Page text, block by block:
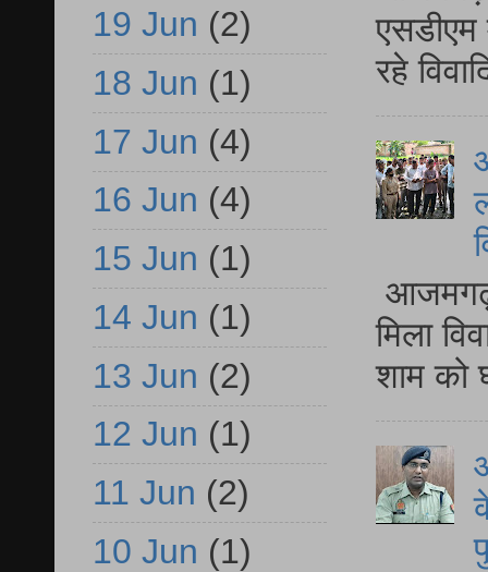
एसडीएम
रहे
आजमगढ़
मिला
शाम को
19 Jun (2)
18 Jun (1)
17 Jun (4)
16 Jun (4)
15 Jun (1)
14 Jun (1)
13 Jun (2)
12 Jun (1)
11 Jun (2)
10 Jun (1)